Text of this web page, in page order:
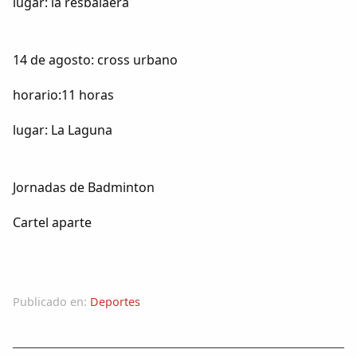
14 de agosto: cross urbano
horario:11 horas
lugar: La Laguna
Jornadas de Badminton
Cartel aparte
Publicado en: Deportes